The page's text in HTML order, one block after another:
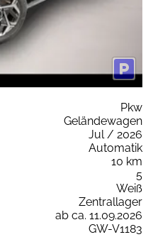
Pkw
Geländewagen
Jul / 2026
Automatik
10 km
5
Weiß
Zentrallager
ab ca. 11.09.2026
GW-V1183